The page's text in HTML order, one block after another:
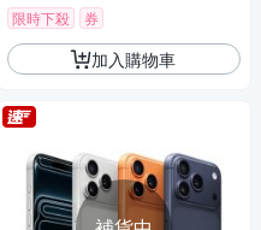
限時下殺 券
加入購物車